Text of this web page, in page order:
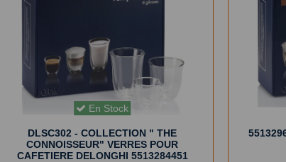
En Stock
DLSC302 - COLLECTION " THE
CONNOISSEUR" VERRES POUR
CAFETIERE DELONGHI 5513284451